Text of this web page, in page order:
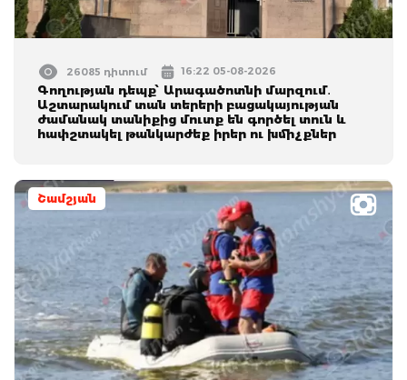
26085 դիտում 16:22 05-08-2026
Գողության դեպք՝ Արագածոտնի մարզում․
Աշտարակում տան տերերի բացակայության
ժամանակ տանիքից մուտք են գործել տուն և
հափշտակել թանկարժեք իրեր ու խմիչքներ
Շամշյան